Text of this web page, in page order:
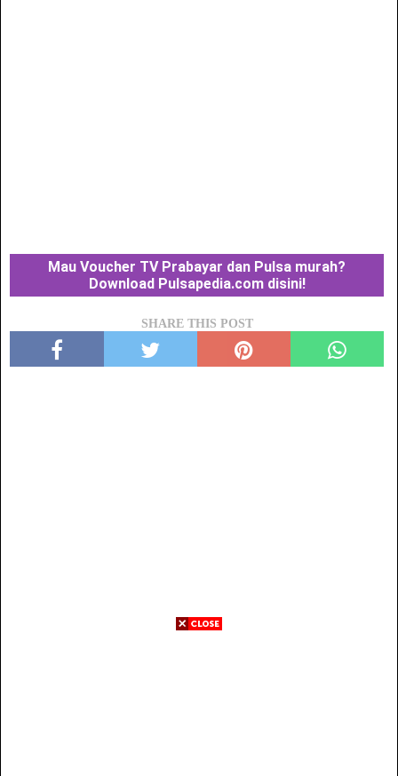
Mau Voucher TV Prabayar dan Pulsa murah?
Download Pulsapedia.com disini!
SHARE THIS POST